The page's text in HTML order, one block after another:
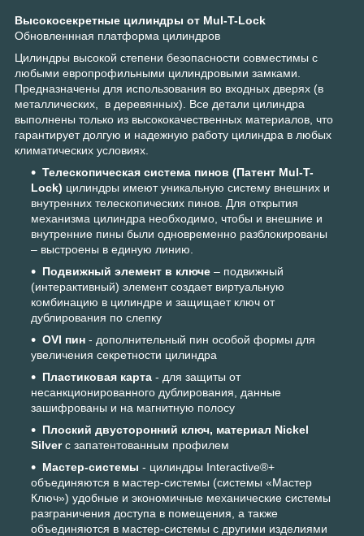
Высокосекретные цилиндры от Mul-T-Lock
Обновленнная платформа цилиндров
Цилиндры высокой степени безопасности совместимы с
любыми европрофильными цилиндровыми замками.
Предназначены для использования во входных дверях (в
металлических, в деревянных). Все детали цилиндра
выполнены только из высококачественных материалов, что
гарантирует долгую и надежную работу цилиндра в любых
климатических условиях.
Телескопическая система пинов (Патент Mul-T-
Lock) цилиндры имеют уникальную систему внешних и
внутренних телескопических пинов. Для открытия
механизма цилиндра необходимо, чтобы и внешние и
внутренние пины были одновременно разблокированы
– выстроены в единую линию.
Подвижный элемент в ключе – подвижный
(интерактивный) элемент создает виртуальную
комбинацию в цилиндре и защищает ключ от
дублирования по слепку
OVI пин - дополнительный пин особой формы для
увеличения секретности цилиндра
Пластиковая карта - для защиты от
несанкционированного дублирования, данные
зашифрованы и на магнитную полосу
Плоский двусторонний ключ, материал Nickel
Silverс запатентованным профилем
Мастер-системы - цилиндры Interactive®+
объединяются в мастер-системы (системы «Мастер
Ключ») удобные и экономичные механические системы
разграничения доступа в помещения, а также
объединяются в мастер-системы с другими изделиями